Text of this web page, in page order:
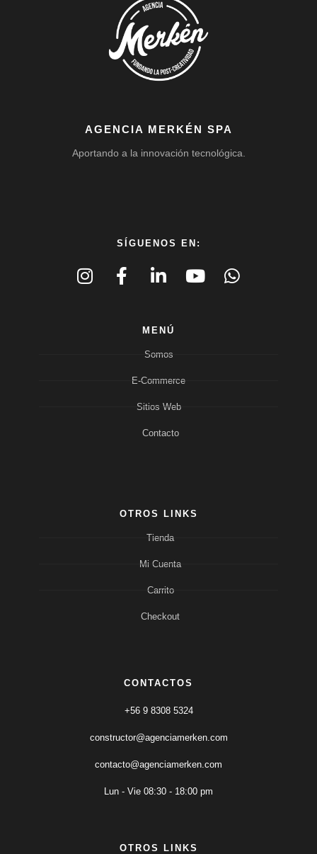
AGENCIA MERKÉN SPA
Aportando a la innovación tecnológica.
SÍGUENOS EN:
MENÚ
Somos
E-Commerce
Sitios Web
Contacto
OTROS LINKS
Tienda
Mi Cuenta
Carrito
Checkout
CONTACTOS
+56 9 8308 5324
constructor@agenciamerken.com
contacto@agenciamerken.com
Lun - Vie 08:30 - 18:00 pm
OTROS LINKS